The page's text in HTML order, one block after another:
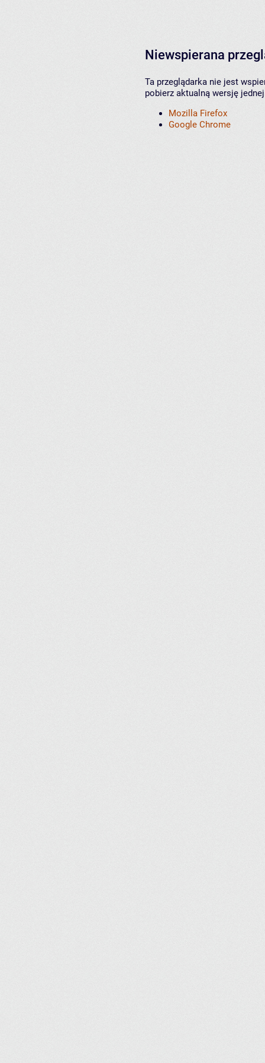
Niewspierana
Ta przeglądarka nie jest
pobierz aktualną wersję
Mozilla Firefox
Google Chrome